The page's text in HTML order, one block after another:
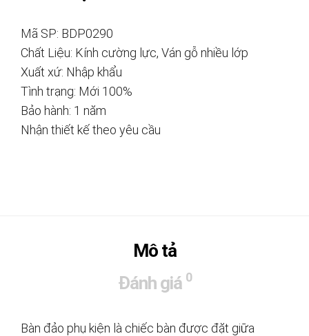
Mã SP: BDP0290
Chất Liệu: Kính cường lực, Ván gỗ nhiều lớp
Xuất xứ: Nhập khẩu
Tình trạng: Mới 100%
Bảo hành: 1 năm
Nhận thiết kế theo yêu cầu
Mô tả
Đánh giá 0
Bàn đảo phụ kiện là chiếc bàn được đặt giữa